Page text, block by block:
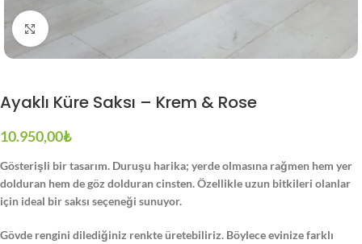
Büyütmek için tıklayın
Ayaklı Küre Saksı – Krem & Rose
10.950,00₺
Gösterişli bir tasarım. Duruşu harika; yerde olmasına rağmen hem yer
dolduran hem de göz dolduran cinsten. Özellikle uzun bitkileri olanlar
için ideal bir saksı seçeneği sunuyor.
Gövde rengini dilediğiniz renkte üretebiliriz. Böylece evinize farklı